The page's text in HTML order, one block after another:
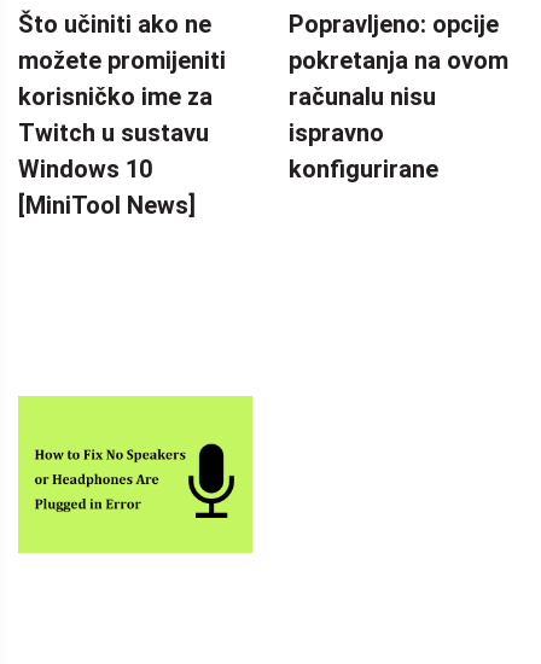
Što učiniti ako ne
možete promijeniti
korisničko ime za
Twitch u sustavu
Windows 10
[MiniTool News]
Popravljeno: opcije
pokretanja na ovom
računalu nisu
ispravno
konfigurirane